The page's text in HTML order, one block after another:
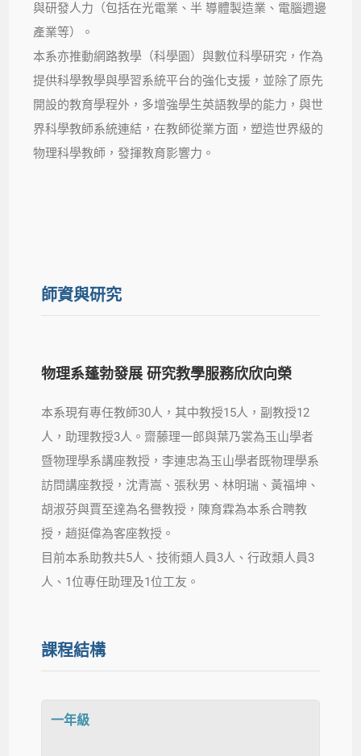
與研發人力（包括在光電業、半 導體製造業、電腦週邊
產業等）。
本系亦推動網路教學（科學園）與數位科學研究，作為
提供科學教學與學習系統平台的強化支援，並除了原先
開設的教育學程外，多增強學生英語教學的能力，與世
界科學教師系統連結，在教師從業方面，塑造世界級的
物理科學教師，發揮教育影響力。
師資與研究
物理系蓬勃發展研究教學服務欣欣向榮
本系現有專任教師30人，其中教授15人，副教授12
人，助理教授3人。齋藤理一郎與葉乃裳為玉山學者
暨物理學系講座教授，李連忠為玉山學者既物理學系
訪問講座教授， 沈青嵩、張秋男、林明瑞、黃福坤、
胡淑芬與賈至達為名譽教授，陳育霖為本系合聘教
授，趙挺偉為客座教授。
目前本系助教共5人 、技術類人員3人、行政類人員3
人、1位專任助理及1位工友。
課程結構
一年級